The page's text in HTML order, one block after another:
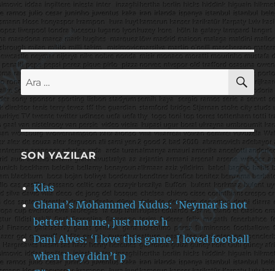
Ara:
SON YAZILAR
Klas
Ghana’s Mohammed Kudus: ‘Neymar is not
better than me, just more h
Dani Alves: ‘I love this game. I loved football
when they didn’t p